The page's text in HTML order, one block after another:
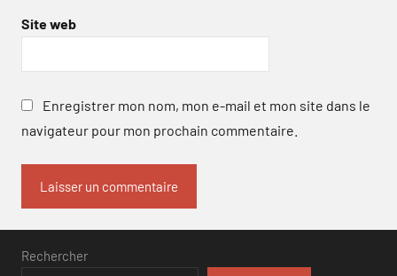
Site web
Enregistrer mon nom, mon e-mail et mon site dans le
navigateur pour mon prochain commentaire.
Rechercher